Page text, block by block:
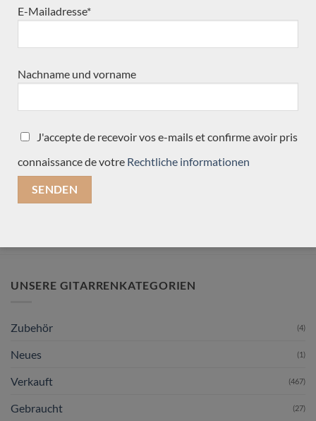
Gitarrenbauer Dieter
Evolucion Nr 5280
UNSERE GITARRENKATEGORIEN
Zubehör (4)
Neues (1)
Verkauft (467)
Gebraucht (27)
E-Mailadresse*
Nachname und vorname
J'accepte de recevoir vos e-mails et confirme avoir pris
connaissance de votre Rechtliche informationen